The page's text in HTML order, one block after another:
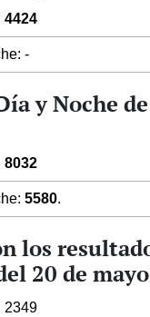
4424
-
y Noche
8032
5580.
los
20 de
2349